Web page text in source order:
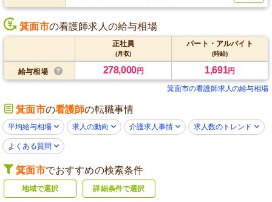
箕面市の看護師求人の給与相場
正社員
(月収)
パート・アルバイト
(時給)
給与相場 278,000円 1,691円
箕面市の看護師求人の給与相場
箕面市の看護師の転職事情
平均給与相場 求人の動向 介護求人事情 求人数のトレンド
よくある質問
箕面市でおすすめの検索条件
地域で選択 詳細条件で選択